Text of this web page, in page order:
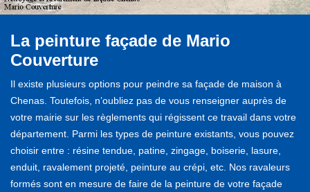
La peinture façade de Mario
Couverture
Il existe plusieurs options pour peindre sa façade de maison à
Chenas. Toutefois, n’oubliez pas de vous renseigner auprès de
votre mairie sur les règlements qui régissent ce travail dans votre
département. Parmi les types de peinture existants, vous pouvez
choisir entre : résine tendue, patine, zingage, boiserie, lasure,
enduit, ravalement projeté, peinture au crépi, etc. Nos ravaleurs
formés sont en mesure de faire de la peinture de votre façade